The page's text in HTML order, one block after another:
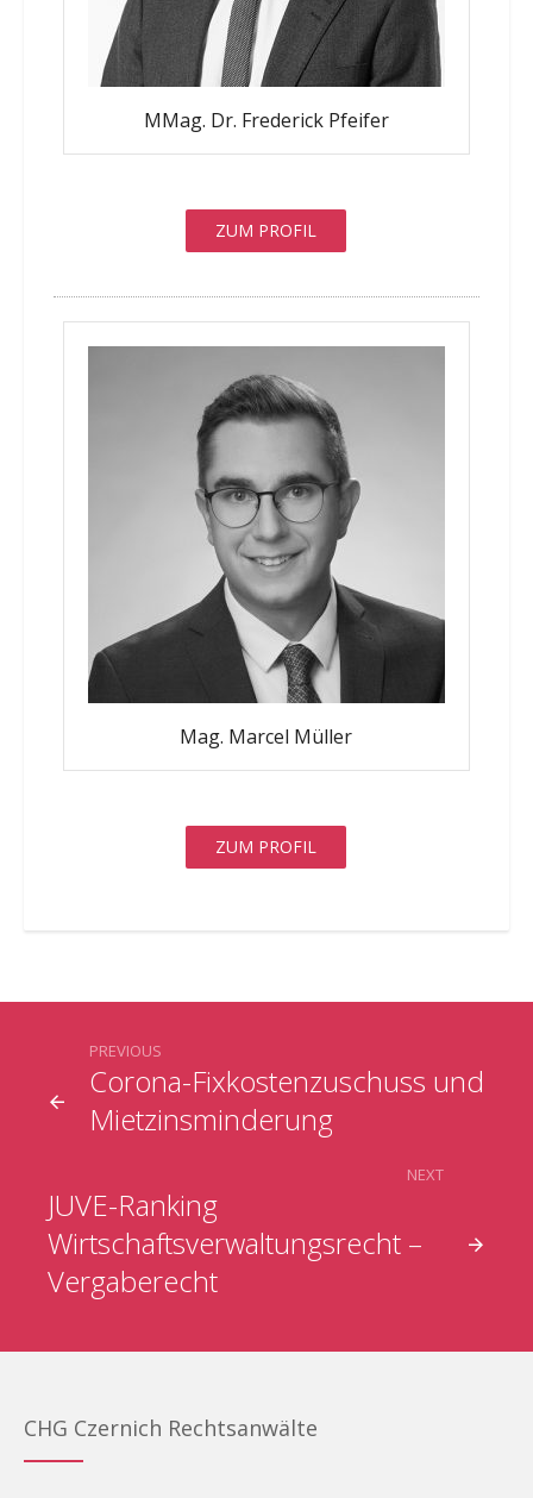
MMag. Dr. Frederick Pfeifer
ZUM PROFIL
Mag. Marcel Müller
ZUM PROFIL
Corona-Fixkostenzuschuss und
Mietzinsminderung
PREVIOUS
JUVE-Ranking
Wirtschaftsverwaltungsrecht –
Vergaberecht
NEXT
CHG Czernich Rechtsanwälte